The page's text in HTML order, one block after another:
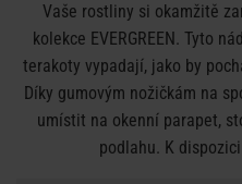
Vaše rostliny si okamžitě
kolekce EVERGREEN. Tyto
terakoty vypadají, jako by
Díky gumovým nožičkám na
umístit na okenní parapet,
podlahu. K